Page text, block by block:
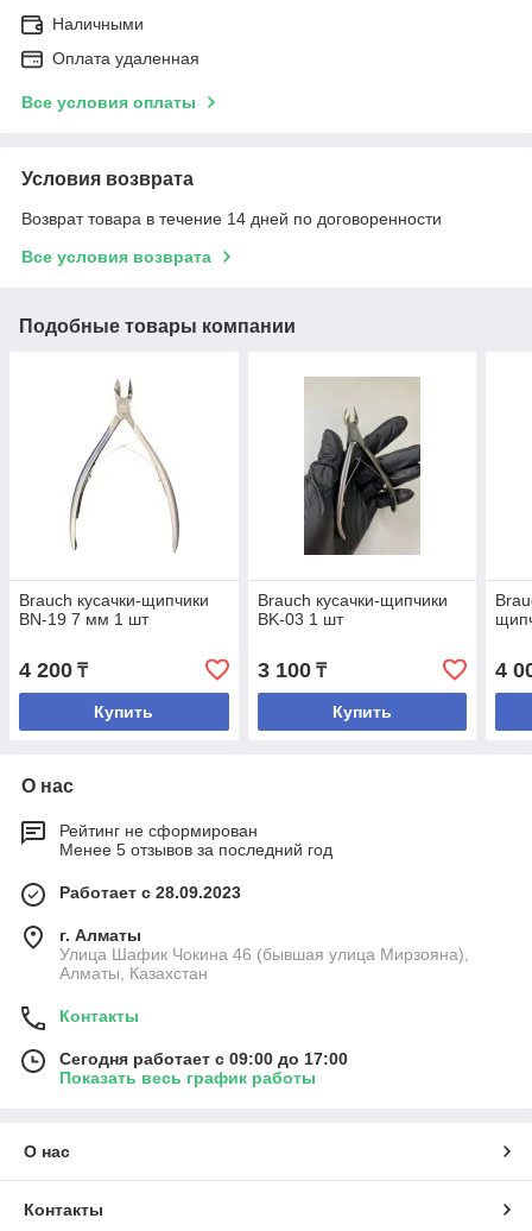
Наличными
Оплата удаленная
Все условия оплаты
Условия возврата
Возврат товара в течение 14 дней по договоренности
Все условия возврата
Подобные товары компании
Brauch кусачки-щипчики
BN-19 7 мм 1 шт
4 200 ₸
Купить
Brauch кусачки-щипчики
BK-03 1 шт
3 100₸
Купить
4
О нас
Рейтинг не сформирован
Менее 5 отзывов за последний год
Работает с 28.09.2023
г. Алматы
Улица Шафик Чокина 46 (бывшая улица Мирзояна),
Алматы, Казахстан
Контакты
Сегодня работает с 09:00 до 17:00
Показать весь график работы
О нас
Контакты